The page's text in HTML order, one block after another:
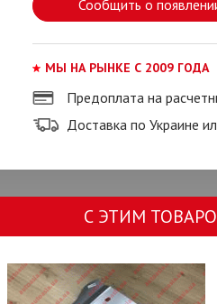
Сообщить о
МЫ НА РЫНКЕ С 2009 ГОДА
Предоплата на
Доставка по Украине
С ЭТИМ